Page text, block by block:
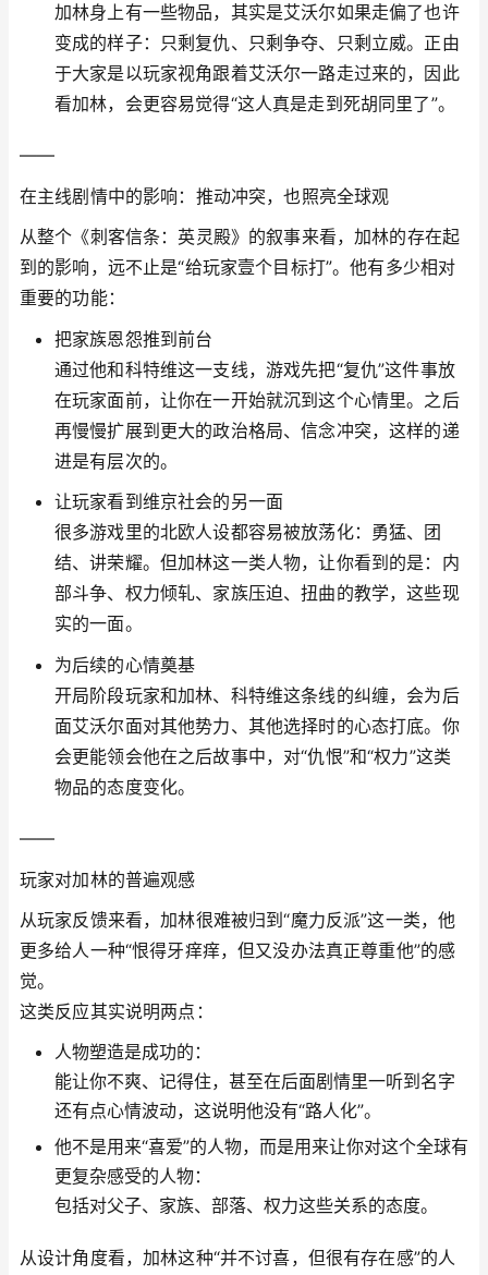
加林身上有一些物品，其实是艾沃尔如果走偏了也许
变成的样子：只剩复仇、只剩争夺、只剩立威。正由
于大家是以玩家视角跟着艾沃尔一路走过来的，因此
看加林，会更容易觉得“这人真是走到死胡同里了”。
——
在主线剧情中的影响：推动冲突，也照亮全球观
从整个《刺客信条：英灵殿》的叙事来看，加林的存在起
到的影响，远不止是“给玩家壹个目标打”。他有多少相对
重要的功能：
把家族恩怨推到前台
通过他和科特维这一支线，游戏先把“复仇”这件事放
在玩家面前，让你在一开始就沉到这个心情里。之后
再慢慢扩展到更大的政治格局、信念冲突，这样的递
进是有层次的。
让玩家看到维京社会的另一面
很多游戏里的北欧人设都容易被放荡化：勇猛、团
结、讲荣耀。但加林这一类人物，让你看到的是：内
部斗争、权力倾轧、家族压迫、扭曲的教学，这些现
实的一面。
为后续的心情奠基
开局阶段玩家和加林、科特维这条线的纠缠，会为后
面艾沃尔面对其他势力、其他选择时的心态打底。你
会更能领会他在之后故事中，对“仇恨”和“权力”这类
物品的态度变化。
——
玩家对加林的普遍观感
从玩家反馈来看，加林很难被归到“魔力反派”这一类，他
更多给人一种“恨得牙痒痒，但又没办法真正尊重他”的感
觉。
这类反应其实说明两点：
人物塑造是成功的：
能让你不爽、记得住，甚至在后面剧情里一听到名字
还有点心情波动，这说明他没有“路人化”。
他不是用来“喜爱”的人物，而是用来让你对这个全球有
更复杂感受的人物：
包括对父子、家族、部落、权力这些关系的态度。
从设计角度看，加林这种“并不讨喜，但很有存在感”的人